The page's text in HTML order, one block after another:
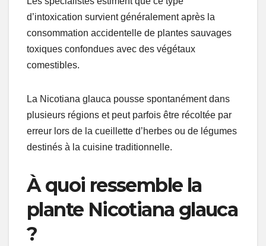
d’intoxication survient généralement après la
consommation accidentelle de plantes sauvages
toxiques confondues avec des végétaux
comestibles.
La Nicotiana glauca pousse spontanément dans
plusieurs régions et peut parfois être récoltée par
erreur lors de la cueillette d’herbes ou de légumes
destinés à la cuisine traditionnelle.
À quoi ressemble la
plante Nicotiana glauca
?